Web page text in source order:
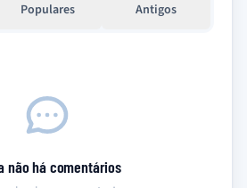
Populares Antigos
não há comentários